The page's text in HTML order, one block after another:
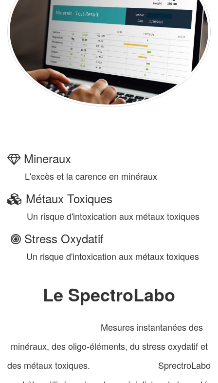
Mineraux
L'excès et la carence en minéraux
Métaux Toxiques
Un risque d'intoxication aux métaux toxiques
Stress Oxydatif
Un risque d'intoxication aux métaux toxiques
Le SpectroLabo
Mesures instantanées des
minéraux, des oligo-éléments, du stress oxydatif et
des métaux toxiques. SprectroLabo